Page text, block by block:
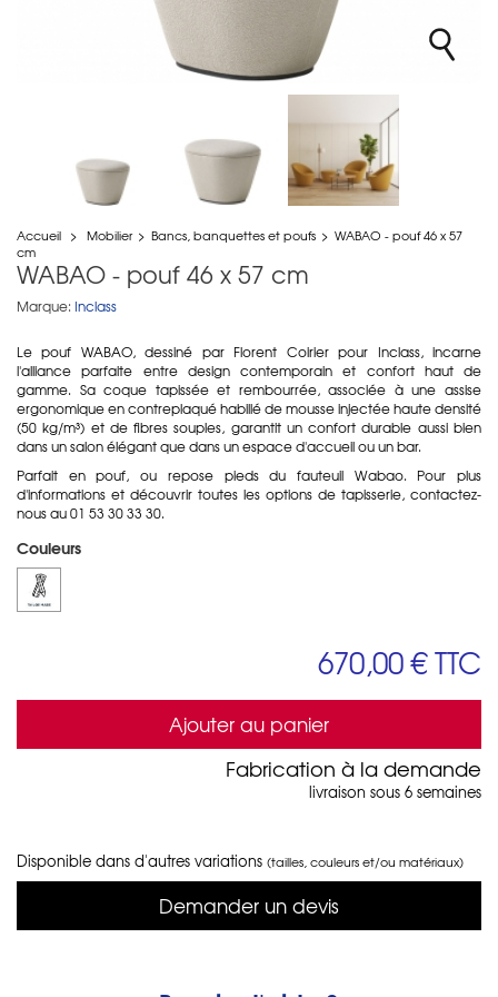
Accueil > Mobilier > Bancs, banquettes et poufs > WABAO - pouf 46 x 57
cm
WABAO - pouf 46 x 57 cm
Marque: Inclass
Le pouf WABAO, dessiné par Florent Coirier pour Inclass, incarne
l'alliance parfaite entre design contemporain et confort haut de
gamme. Sa coque tapissée et rembourrée, associée à une assise
ergonomique en contreplaqué habillé de mousse injectée haute densité
(50 kg/m³) et de fibres souples, garantit un confort durable aussi bien
dans un salon élégant que dans un espace d'accueil ou un bar.
Parfait en pouf, ou repose pieds du fauteuil Wabao. Pour plus
d'informations et découvrir toutes les options de tapisserie, contactez-
nous au 01 53 30 33 30.
Couleurs
670,00 €TTC
Ajouter au panier
Fabrication à la demande
livraison sous 6 semaines
Disponible dans d'autres variations (tailles, couleurs et/ou matériaux)
Demander un devis